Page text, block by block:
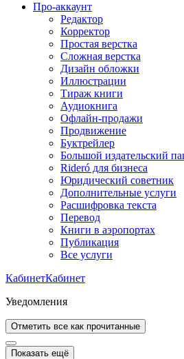
Про-аккаунт
Редактор
Корректор
Простая верстка
Сложная верстка
Дизайн обложки
Иллюстрации
Тираж книги
Аудиокнига
Офлайн-продажи
Продвижение
Буктрейлер
Большой издательский
Rideró для бизнеса
Юридический советник
Дополнительные услуги
Расшифровка текста
Перевод
Книги в аэропортах
Публикация
Все услуги
КабинетКабинет
Уведомления
Отметить все как прочитанные
Показать ещё